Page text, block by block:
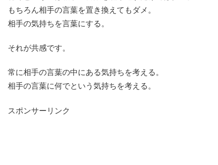
もちろん相手の言葉を置き換えてもダメ。
相手の気持ちを言葉にする。
それが共感です。
常に相手の言葉の中にある気持ちを考える。
相手の言葉に何でという気持ちを考える。
スポンサーリンク